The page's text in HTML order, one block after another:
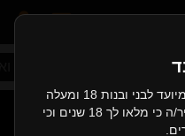
האתר כולל תכנים בעלי אופי מיני, ומיועד לבני ובנות 18 ומעלה
בלבד. בכניסה לאתר אתה/את מצהיר/ה כי מלאו לך 18 שנים וכי